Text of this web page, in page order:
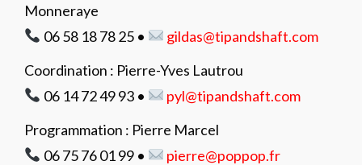
Monneraye
06 58 18 78 25 •
gildas@tipandshaft.com
Coordination : Pierre-Yves Lautrou
06 14 72 49 93 •
pyl@tipandshaft.com
Programmation : Pierre Marcel
06 75 76 01 99 •
pierre@poppop.fr